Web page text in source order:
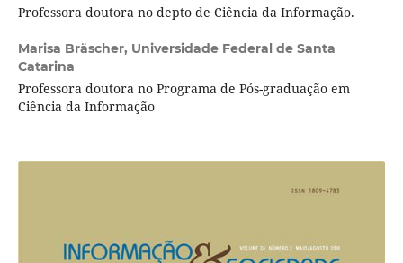
Professora doutora no depto de Ciência da Informação.
Marisa Bräscher, Universidade Federal de Santa
Catarina
Professora doutora no Programa de Pós-graduação em
Ciência da Informação